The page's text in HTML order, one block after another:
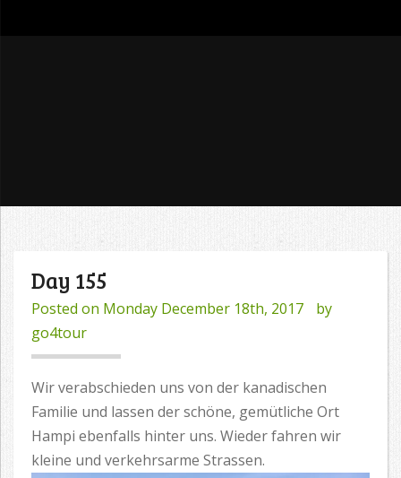
Day 155
Posted on Monday December 18th, 2017
by
go4tour
Wir verabschieden uns von der kanadischen
Familie und lassen der schöne, gemütliche Ort
Hampi ebenfalls hinter uns. Wieder fahren wir
kleine und verkehrsarme Strassen.